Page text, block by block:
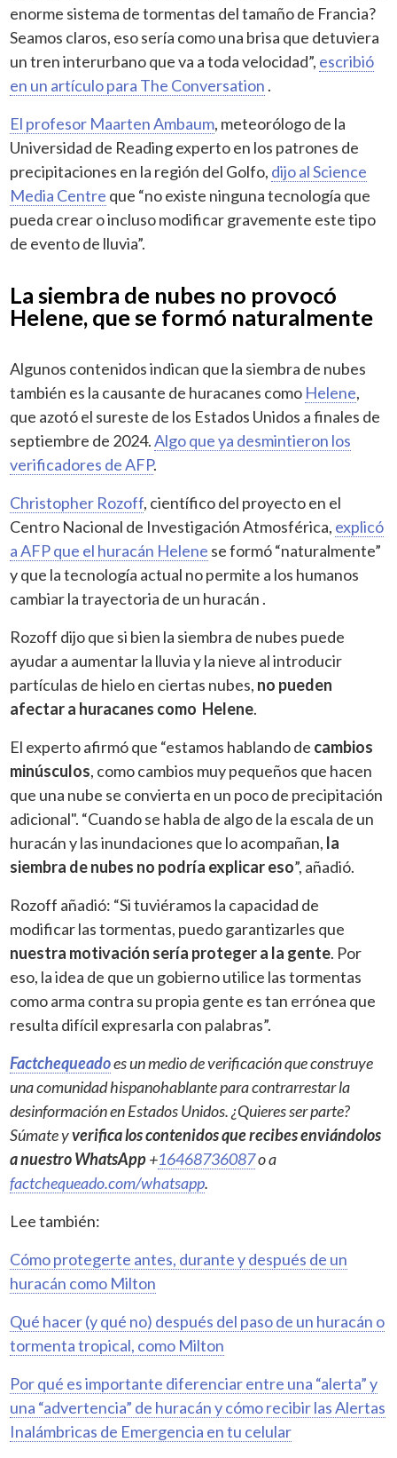
enorme sistema de tormentas del tamaño de Francia?
Seamos claros, eso sería como una brisa que detuviera
un tren interurbano que va a toda velocidad”, escribió
en un artículo para The Conversation .
El profesor Maarten Ambaum, meteorólogo de la
Universidad de Reading experto en los patrones de
precipitaciones en la región del Golfo, dijo al Science
Media Centre que “no existe ninguna tecnología que
pueda crear o incluso modificar gravemente este tipo
de evento de lluvia”.
La siembra de nubes no provocó
Helene, que se formó naturalmente
Algunos contenidos indican que la siembra de nubes
también es la causante de huracanes como Helene,
que azotó el sureste de los Estados Unidos a finales de
septiembre de 2024.Algo que ya desmintieron los
verificadores de AFP.
Christopher Rozoff, científico del proyecto en el
Centro Nacional de Investigación Atmosférica, explicó
a AFP que el huracán Helene se formó “naturalmente”
y que la tecnología actual no permite a los humanos
cambiar la trayectoria de un huracán .
Rozoff dijo que si bien la siembra de nubes puede
ayudar a aumentar la lluvia y la nieve al introducir
partículas de hielo en ciertas nubes, no pueden
afectar a huracanes como Helene.
El experto afirmó que “estamos hablando de cambios
minúsculos, como cambios muy pequeños que hacen
que una nube se convierta en un poco de precipitación
adicional". “Cuando se habla de algo de la escala de un
huracán y las inundaciones que lo acompañan, la
siembra de nubes no podría explicar eso”, añadió.
Rozoff añadió: “Si tuviéramos la capacidad de
modificar las tormentas, puedo garantizarles que
nuestra motivación sería proteger a la gente. Por
eso, la idea de que un gobierno utilice las tormentas
como arma contra su propia gente es tan errónea que
resulta difícil expresarla con palabras”.
Factchequeadoes un medio de verificación que construye
una comunidad hispanohablante para contrarrestar la
desinformación en Estados Unidos. ¿Quieres ser parte?
Súmate yverifica los contenidos que recibes enviándolos
a nuestro WhatsApp+16468736087o a
factchequeado.com/whatsapp.
Lee también:
Cómo protegerte antes, durante y después de un
huracán como Milton
Qué hacer (y qué no) después del paso de un huracán o
tormenta tropical, como Milton
Por qué es importante diferenciar entre una “alerta” y
una “advertencia” de huracán y cómo recibir las Alertas
Inalámbricas de Emergencia en tu celular